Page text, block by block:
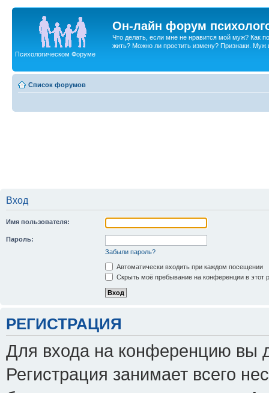
Он-лайн форум
Что делать, если мне не нравится мой муж? Как
жить? Можно ли простить измену? Признаки. Муж
Психологическом Форуме
Список форумов
Вход
Имя пользователя:
Пароль:
Забыли пароль?
Автоматически входить при каждом посещении
Скрыть моё пребывание на конференции в этот
РЕГИСТРАЦИЯ
Для входа на конференцию вы
Регистрация занимает всего